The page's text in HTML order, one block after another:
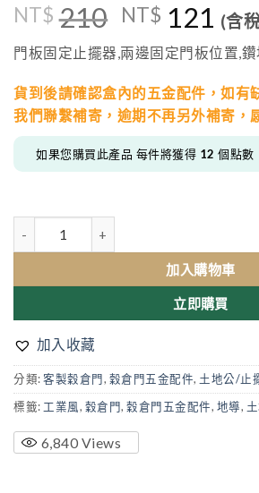
NT$ 210
原
價
NT$210。
NT$ 121 目
前
價
(含
門板固定止擺器,兩邊固定門板位置,
貨到後請確認盒內的五金配件，如有
我們聯繫補寄，逾期不再另外補寄，
如果您購買此產品 每件將獲得 12 個點數
加入購物車
立即購買
加入收藏
分類: 客製穀倉門, 穀倉門五金配件, 土地公/止
標籤: 工業風 , 穀倉門, 穀倉門五金配件, 地導,
6,840 Views